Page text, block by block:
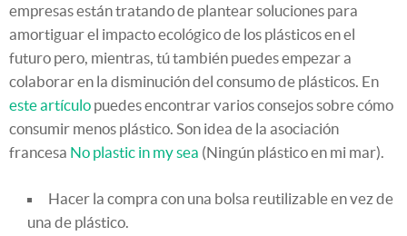
empresas están tratando de plantear soluciones para
amortiguar el impacto ecológico de los plásticos en el
futuro pero, mientras, tú también puedes empezar a
colaborar en la disminución del consumo de plásticos. En
este artículo puedes encontrar varios consejos sobre cómo
consumir menos plástico. Son idea de la asociación
francesa No plastic in my sea (Ningún plástico en mi mar).
Hacer la compra con una bolsa reutilizable en vez de
una de plástico.